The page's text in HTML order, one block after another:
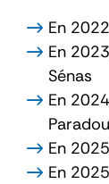
En
En
Sénas
En
Paradou
En
En